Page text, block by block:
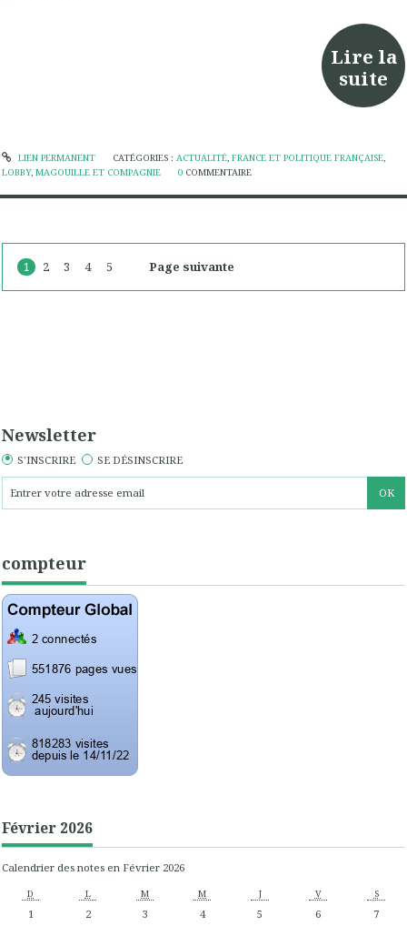
Lire la
suite
LIEN PERMANENT CATÉGORIES : ACTUALITÉ, FRANCE ET POLITIQUE FRANÇAISE,
LOBBY, MAGOUILLE ET COMPAGNIE 0 COMMENTAIRE
1 2 3 4 5 Page suivante
Newsletter
S'INSCRIRE SE DÉSINSCRIRE
compteur
Février 2026
Calendrier des notes en Février 2026
D L M M J V S
1 2 3 4 5 6
7